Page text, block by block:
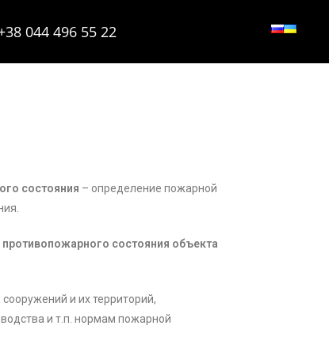
044 496 55 22
состояния – определение пожарной
состояния объекта
и их территорий,
и т.п. нормам пожарной